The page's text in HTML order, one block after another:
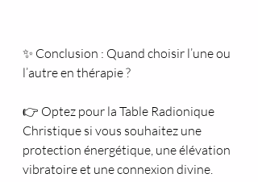
✨ Conclusion : Quand choisir l’une ou
l’autre en thérapie ?
👉 Optez pour la Table Radionique
Christique si vous souhaitez une
protection énergétique, une élévation
vibratoire et une connexion divine.